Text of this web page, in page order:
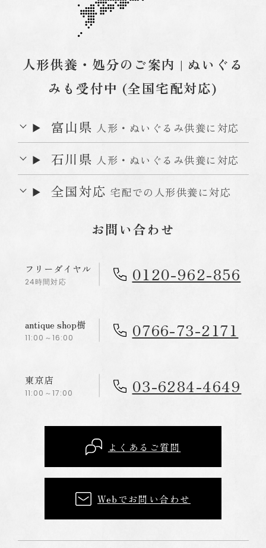
人形供養・処分のご案内 | ぬいぐる
みも受付中 (全国宅配対応)
富山県 人形・ぬいぐるみ供養に対応
石川県 人形・ぬいぐるみ供養に対応
全国対応 宅配での人形供養に対応
お問い合わせ
フリーダイヤル
24時間対応 0120-962-856
antique shop樹
11:00～16:00 0766-73-2171
東京店
11:00～17:00 03-6284-4649
よくあるご質問
Webでお問い合わせ